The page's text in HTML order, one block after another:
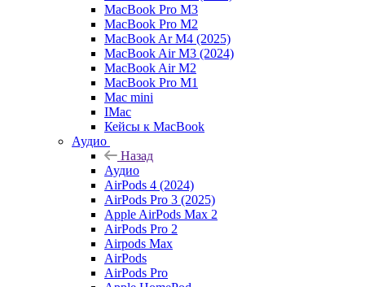
MacBook Pro M3
MacBook Pro M2
MacBook Ar M4 (2025)
MacBook Air M3 (2024)
MacBook Air M2
MacBook Pro M1
Mac mini
IMac
Кейсы к MacBook
Аудио
Назад
Аудио
AirPods 4 (2024)
AirPods Pro 3 (2025)
Apple AirPods Max 2
AirPods Pro 2
Airpods Max
AirPods
AirPods Pro